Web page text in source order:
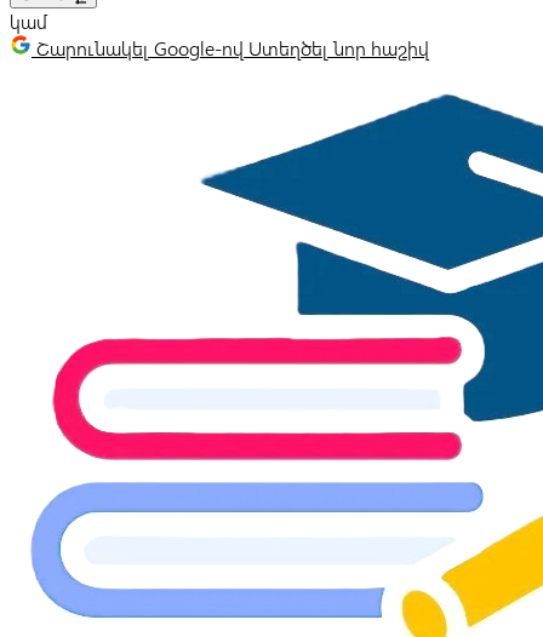
կամ
Շարունակել Google-ով Ստեղծել նոր հաշիվ